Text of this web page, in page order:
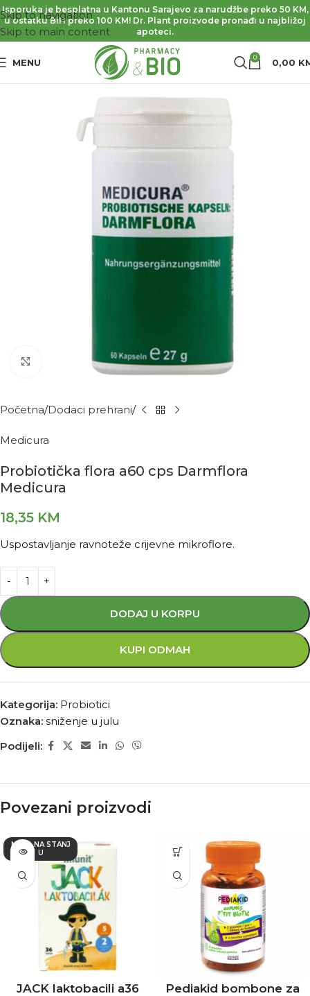
Skip to navigation
Skip to main content
Isporuka je besplatna u Kantonu Sarajevo za narudžbe preko 50 KM,
u ostatku BiH preko 100 KM! Dr. Plant proizvode pronađi u najbližoj
apoteci.
MENU 0 0,00
Kliknite za povećanje
Početna Dodaci prehrani
Medicura
Probiotička flora a60 cps Darmflora
Medicura
18,35 KM
Uspostavljanje ravnoteže crijevne mikroflore.
DODAJ U KORPU
KUPI ODMAH
Kategorija: Probiotici
Oznaka: sniženje u julu
Podijeli:
Povezani proizvodi
NEMA NA STANJ
U
JACK laktobacili a36
Pediakid bombone za